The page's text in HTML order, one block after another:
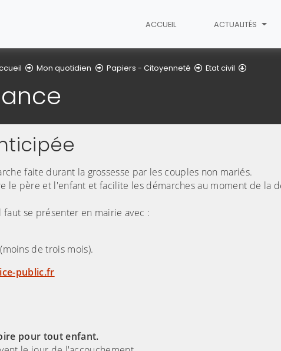
ACCUEIL ACTUALITÉS
Mon quotidien Papiers - Citoyenneté Etat civil
faite durant la grossesse par les couples non mariés.
le père et l'enfant et facilite les démarches au moment de la
se présenter en mairie avec :
de trois mois).
public.fr
pour tout enfant.